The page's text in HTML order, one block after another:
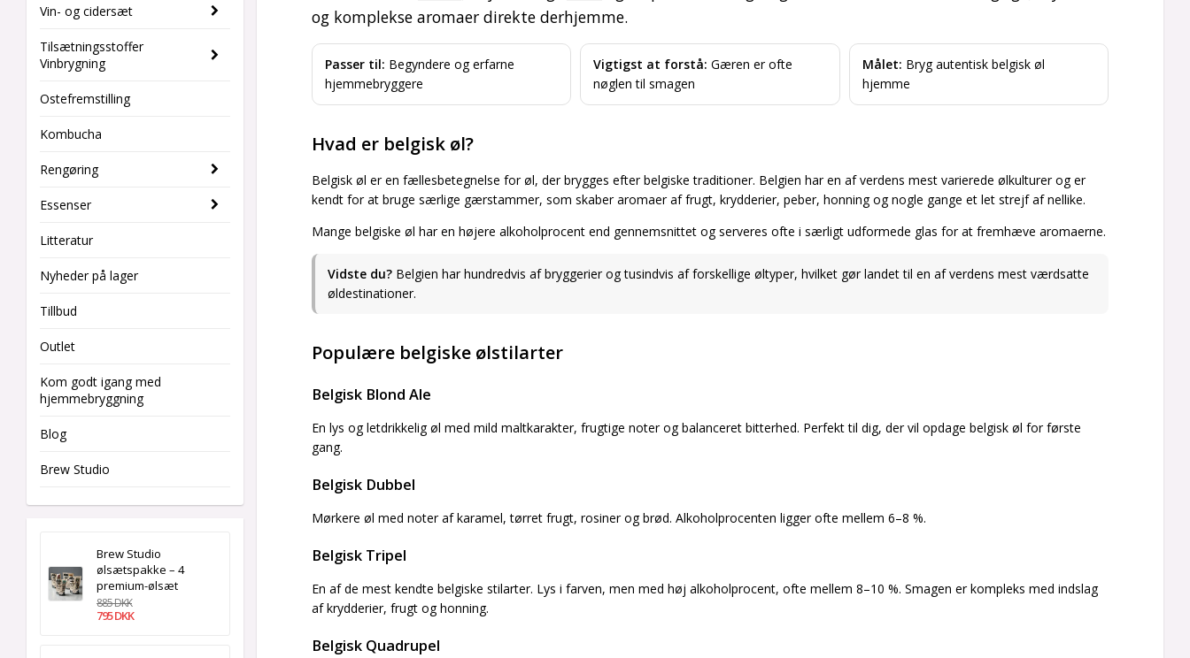
Vin- og cidersæt
Tilsætningsstoffer
Vinbrygning
Ostefremstilling
Kombucha
Rengøring
Essenser
Litteratur
Nyheder på lager
Tillbud
Outlet
Kom godt igang med
hjemmebryggning
Blog
Brew Studio
Brew Studio
ølsætspakke – 4
premium-ølsæt
885 DKK
795 DKK
og komplekse aromaer direkte derhjemme.
Passer til: Begyndere og erfarne
hjemmebryggere
Vigtigst at forstå: Gæren er ofte
nøglen til smagen
Målet: Bryg autentisk belgisk øl
hjemme
Hvad er belgisk øl?
Belgisk øl er en fællesbetegnelse for øl, der brygges efter belgiske traditioner. Belgien har en af verdens mest varierede ølkulturer og er
kendt for at bruge særlige gærstammer, som skaber aromaer af frugt, krydderier, peber, honning og nogle gange et let strejf af nellike.
Mange belgiske øl har en højere alkoholprocent end gennemsnittet og serveres ofte i særligt udformede glas for at fremhæve aromaerne.
Vidste du? Belgien har hundredvis af bryggerier og tusindvis af forskellige øltyper, hvilket gør landet til en af verdens mest værdsatte
øldestinationer.
Populære belgiske ølstilarter
Belgisk Blond Ale
En lys og letdrikkelig øl med mild maltkarakter, frugtige noter og balanceret bitterhed. Perfekt til dig, der vil opdage belgisk øl for første
gang.
Belgisk Dubbel
Mørkere øl med noter af karamel, tørret frugt, rosiner og brød. Alkoholprocenten ligger ofte mellem 6–8 %.
Belgisk Tripel
En af de mest kendte belgiske stilarter. Lys i farven, men med høj alkoholprocent, ofte mellem 8–10 %. Smagen er kompleks med indslag
af krydderier, frugt og honning.
Belgisk Quadrupel